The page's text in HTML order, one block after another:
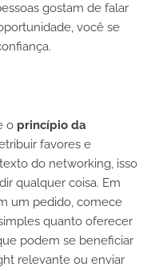
gostam de falar
você se
o princípio da
favores e
do networking, isso
qualquer coisa. Em
um pedido, comece
quanto oferecer
podem se beneficiar
relevante ou enviar